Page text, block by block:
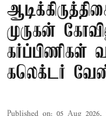
முருகன்
கர்ப்பிணிகள்
கலெக்டர்